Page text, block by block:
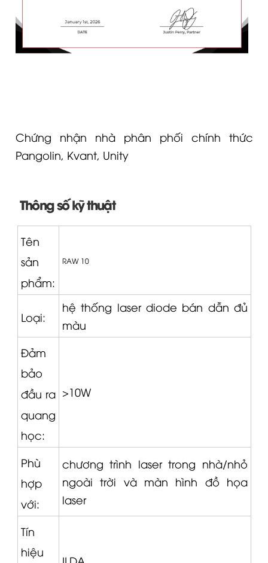
Chứng nhận nhà phân phối chính thức
Pangolin, Kvant, Unity
Thông số kỹ thuật
Tên
sản
phẩm:
RAW 10
Loại:
hệ thống laser diode bán dẫn đủ
màu
Đảm
bảo
đầu ra
quang
học:
>10W
Phù
hợp
với:
chương trình laser trong nhà/nhỏ
ngoài trời và màn hình đồ họa
laser
Tín
hiệu